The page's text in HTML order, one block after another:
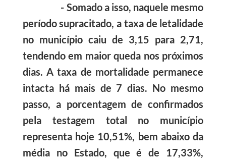
- Somado a isso, naquele mesmo
período supracitado, a taxa de letalidade
no município caiu de 3,15 para 2,71,
tendendo em maior queda nos próximos
dias. A taxa de mortalidade permanece
intacta há mais de 7 dias. No mesmo
passo, a porcentagem de confirmados
pela testagem total no município
representa hoje 10,51%, bem abaixo da
média no Estado, que é de 17,33%,